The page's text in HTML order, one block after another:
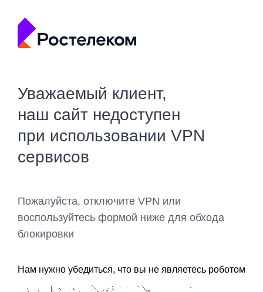
Уважаемый клиент,
наш сайт недоступен
при использовании VPN
сервисов
Пожалуйста, отключите VPN или
воспользуйтесь формой ниже для обхода
блокировки
Нам нужно убедиться, что вы не являетесь роботом